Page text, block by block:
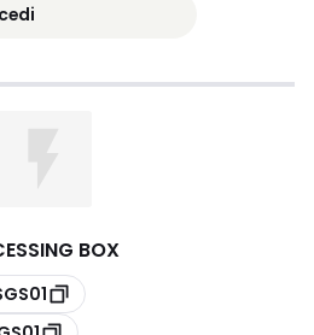
BOX